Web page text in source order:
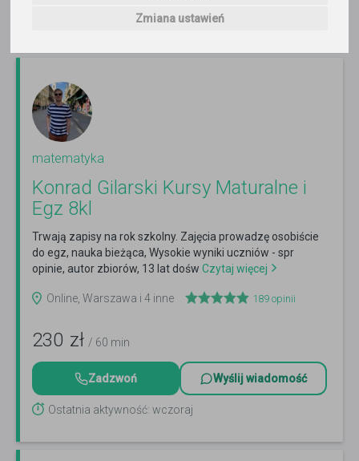
Zmiana ustawień
Ostatnia aktywność: ponad 2 miesiące temu
matematyka
Konrad Gilarski Kursy Maturalne i
Egz 8kl
Trwają zapisy na rok szkolny. Zajęcia prowadzę osobiście
do egz, nauka bieżąca, Wysokie wyniki uczniów - spr
opinie, autor zbiorów, 13 lat dośw Czytaj więcej
Online, Warszawa i 4 inne 189 opinii
230 zł / 60 min
Zadzwoń Wyślij wiadomość
Ostatnia aktywność: wczoraj